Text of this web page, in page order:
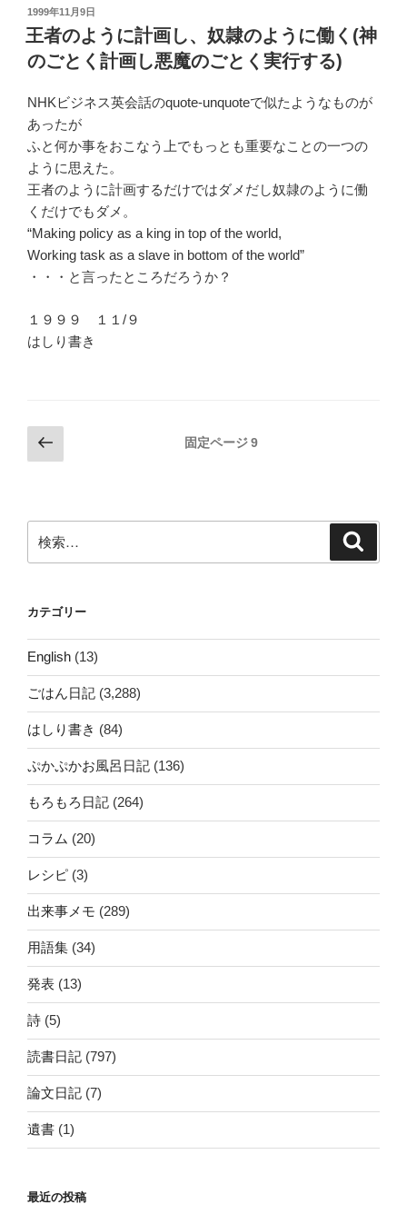
投
稿
日:
1999年11月9日
王者のように計画し、奴隷のように働く(神
のごとく計画し悪魔のごとく実行する)
NHKビジネス英会話のquote-unquoteで似たようなものが
あったが
ふと何か事をおこなう上でもっとも重要なことの一つの
ように思えた。
王者のように計画するだけではダメだし奴隷のように働
くだけでもダメ。
“Making policy as a king in top of the world,
Working task as a slave in bottom of the world”
・・・と言ったところだろうか？
１９９９ １１/９
はしり書き
投
稿
ー
ジ
り
前
の
ジ
固定ページ9
索:
カテゴリー
English (13)
ごはん日記 (3,288)
はしり書き (84)
ぷかぷかお風呂日記 (136)
もろもろ日記 (264)
コラム (20)
レシピ (3)
出来事メモ (289)
用語集 (34)
発表 (13)
詩 (5)
読書日記 (797)
論文日記 (7)
遺書 (1)
最近の投稿